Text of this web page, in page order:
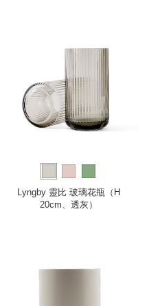
Lyngby 靈比 玻璃花瓶（H
20cm、透灰）